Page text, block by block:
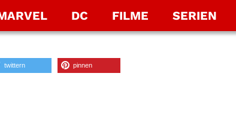
DC FILME SERIEN
twittern pinnen